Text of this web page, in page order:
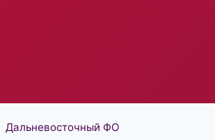
Дальневосточный ФО